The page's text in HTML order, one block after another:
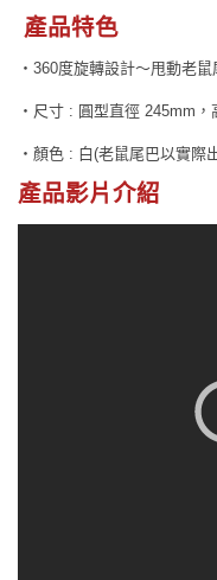
產品特色
‧360度旋轉設計～甩動老
‧尺寸 : 圓型直徑 245mm
‧顏色 : 白(老鼠尾巴以實際
產品影片介紹